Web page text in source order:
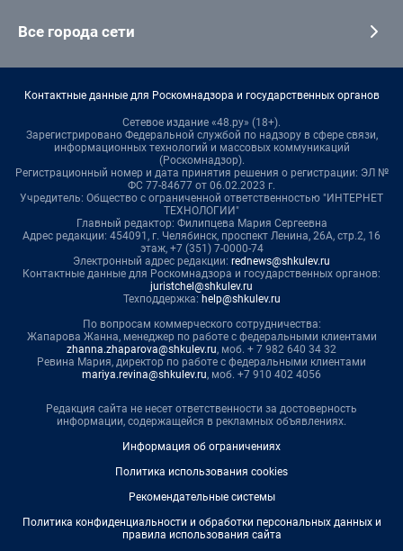
Все города сети
Контактные данные для Роскомнадзора и государственных органов
Сетевое издание «48.ру» (18+).
Зарегистрировано Федеральной службой по надзору в сфере связи,
информационных технологий и массовых коммуникаций
(Роскомнадзор).
Регистрационный номер и дата принятия решения о регистрации: ЭЛ №
ФС 77-84677 от 06.02.2023 г.
Учредитель: Общество с ограниченной ответственностью "ИНТЕРНЕТ
ТЕХНОЛОГИИ"
Главный редактор: Филипцева Мария Сергеевна
Адрес редакции: 454091, г. Челябинск, проспект Ленина, 26А, стр.2, 16
этаж, +7 (351) 7-0000-74
Электронный адрес редакции: rednews@shkulev.ru
Контактные данные для Роскомнадзора и государственных органов:
juristchel@shkulev.ru
Техподдержка: help@shkulev.ru
По вопросам коммерческого сотрудничества:
Жапарова Жанна, менеджер по работе с федеральными клиентами
zhanna.zhaparova@shkulev.ru, моб. + 7 982 640 34 32
Ревина Мария, директор по работе с федеральными клиентами
mariya.revina@shkulev.ru, моб. +7 910 402 4056
Редакция сайта не несет ответственности за достоверность
информации, содержащейся в рекламных объявлениях.
Информация об ограничениях
Политика использования cookies
Рекомендательные системы
Политика конфиденциальности и обработки персональных данных и
правила использования сайта